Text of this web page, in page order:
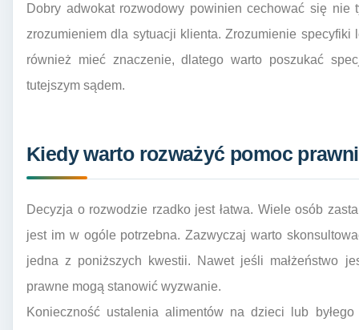
Dobry adwokat rozwodowy powinien cechować się
zrozumieniem dla sytuacji klienta. Zrozumienie
również mieć znaczenie, dlatego warto poszukać
tutejszym sądem.
Kiedy warto rozważyć pomoc
Decyzja o rozwodzie rzadko jest łatwa. Wiele osób
jest im w ogóle potrzebna. Zazwyczaj warto
jedna z poniższych kwestii. Nawet jeśli małżeństwo
prawne mogą stanowić wyzwanie.
Konieczność ustalenia alimentów na dzieci lub